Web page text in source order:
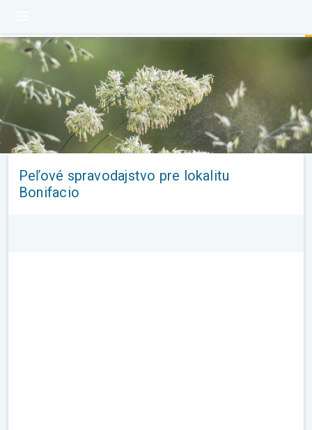
Peľové spravodajstvo pre lokalitu
Bonifacio